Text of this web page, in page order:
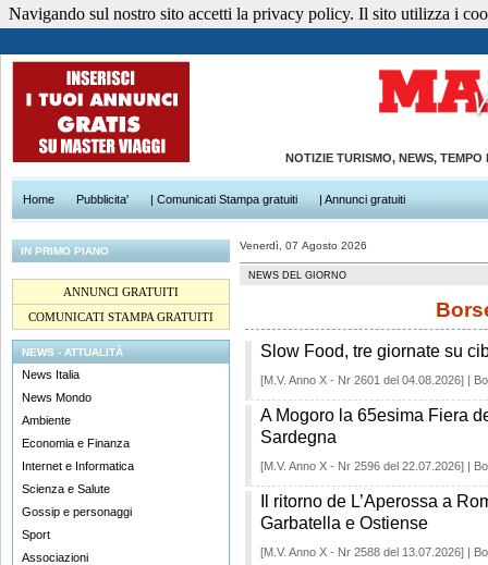
NOTIZIE TURISMO, NEWS,
Home Pubblicita' | Comunicati Stampa gratuiti | Annunci gratuiti
IN PRIMO PIANO
ANNUNCI GRATUITI
COMUNICATI STAMPA GRATUITI
NEWS - ATTUALITÀ
News Italia
News Mondo
Ambiente
Economia e Finanza
Internet e Informatica
Scienza e Salute
Gossip e personaggi
Sport
Associazioni
Venerdì, 07 Agosto 2026
NEWS DEL GIORNO
Slow Food, tre giornate su
[M.V. Anno X - Nr 2601 del 04.08.2026] |
A Mogoro la 65esima Fiera
Sardegna
[M.V. Anno X - Nr 2596 del 22.07.2026] |
Il ritorno de L’Aperossa a
Garbatella e Ostiense
[M.V. Anno X - Nr 2588 del 13.07.2026] |
Navigando sul nostro sito accetti la privacy policy. Il sito utilizza i